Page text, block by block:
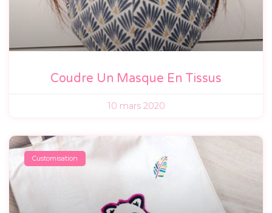
Coudre Un Masque En Tissus
10 mars 2020
Customisation